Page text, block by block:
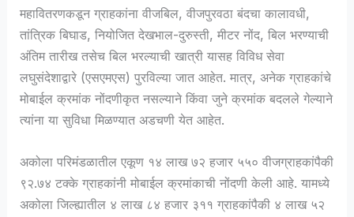
महावितरणकडून ग्राहकांना वीजबिल, वीजपुरवठा बंदचा कालावधी,
तांत्रिक बिघाड, नियोजित देखभाल-दुरुस्ती, मीटर नोंद, बिल भरण्याची
अंतिम तारीख तसेच बिल भरल्याची खात्री यासह विविध सेवा
लघुसंदेशाद्वारे (एसएमएस) पुरविल्या जात आहेत. मात्र, अनेक ग्राहकांचे
मोबाईल क्रमांक नोंदणीकृत नसल्याने किंवा जुने क्रमांक बदलले गेल्याने
त्यांना या सुविधा मिळण्यात अडचणी येत आहेत.
अकोला परिमंडळातील एकूण १४ लाख ७२ हजार ५५० वीजग्राहकांपैकी
९२.७४ टक्के ग्राहकांनी मोबाईल क्रमांकाची नोंदणी केली आहे. यामध्ये
अकोला जिल्ह्यातील ४ लाख ८४ हजार ३११ ग्राहकांपैकी ४ लाख ५२